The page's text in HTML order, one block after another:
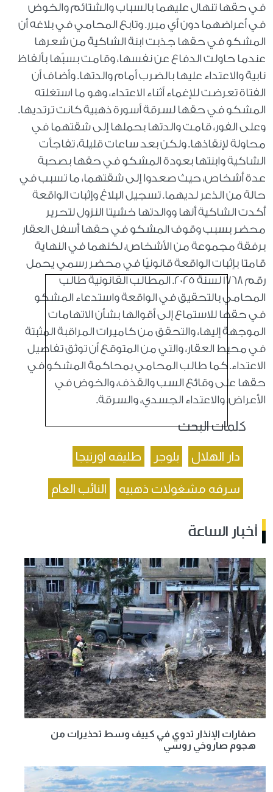
في حقها تنهال عليهما بالسباب والشتائم والخوض
في أعراضهما دون أي مبرر. وتابع المحامي في بلاغه أن
المشكو في حقها جذبت ابنة الشاكية من شعرها
عندما حاولت الدفاع عن نفسها، وقامت بسبّها بألفاظ
نابية والاعتداء عليها بالضرب أمام والدتها. وأضاف أن
الفتاة تعرضت للإغماء أثناء الاعتداء، وهو ما استغلته
المشكو في حقها لسرقة أسورة ذهبية كانت ترتديها.
وعلى الفور، قامت والدتها بحملها إلى شقتهما في
محاولة لإنقاذها. ولكن بعد ساعات قليلة، تفاجأت
الشاكية وابنتها بعودة المشكو في حقها بصحبة
عدة أشخاص، حيث صعدوا إلى شقتهما، ما تسبب في
حالة من الذعر لديهما. تسجيل البلاغ وإثبات الواقعة
أكدت الشاكية أنها ووالدتها خشيتا النزول لتحرير
محضر بسبب وقوف المشكو في حقها أسفل العقار
برفقة مجموعة من الأشخاص، لكنهما في النهاية
قامتا بإثبات الواقعة قانونيًا في محضر رسمي يحمل
رقم 1768 لسنة 2025. المطالب القانونية طالب
المحامي بالتحقيق في الواقعة واستدعاء المشكو
في حقها للاستماع إلى أقوالها بشأن الاتهامات
الموجهة إليها، والتحقق من كاميرات المراقبة المثبتة
في محيط العقار، والتي من المتوقع أن توثق تفاصيل
الاعتداء. كما طالب المحامي بمحاكمة المشكو في
حقها على وقائع السب والقذف، والخوض في
الأعراض، والاعتداء الجسدي، والسرقة.
كلمات البحث
دار الهلال بلوجر طليقه اورتيجا
سرقه مشغولات ذهبيه النائب العام
أخبار الساعة
صفارات الإنذار تدوي في كييف وسط تحذيرات من
هجوم صاروخي روسي